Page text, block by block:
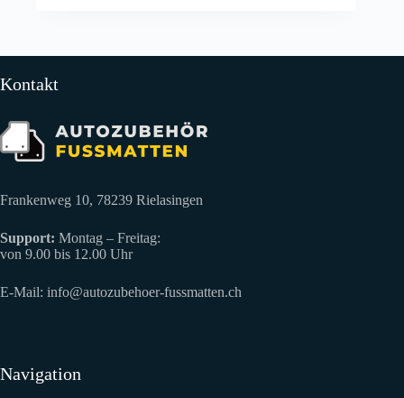
Kontakt
Frankenweg 10, 78239 Rielasingen
Support: Montag – Freitag:
von 9.00 bis 12.00 Uhr
E-Mail: info@autozubehoer-fussmatten.ch
Navigation